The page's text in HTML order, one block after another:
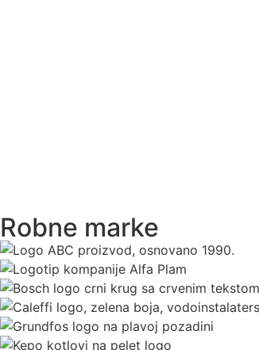
Robne marke